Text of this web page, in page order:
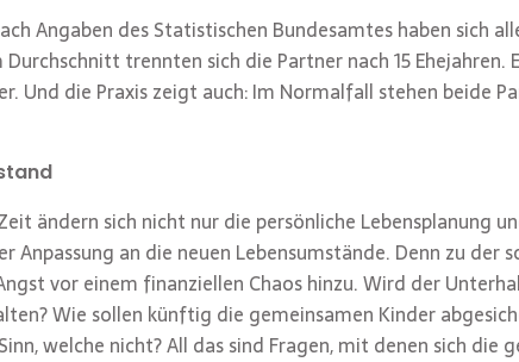
Angaben des Statistischen Bundesamtes haben sich
trennten sich die Partner nach 15
Und die Praxis zeigt auch: Im Normalfall stehen beide
ändern sich nicht nur die persönliche Lebensplanung
Anpassung an die neuen Lebensumstände. Denn zu
vor einem finanziellen Chaos hinzu. Wird der
Wie sollen künftig die gemeinsamen Kinder
welche nicht? All das sind Fragen, mit denen sich die